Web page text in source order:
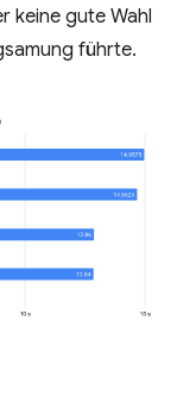
keine gute Wahl
führte.